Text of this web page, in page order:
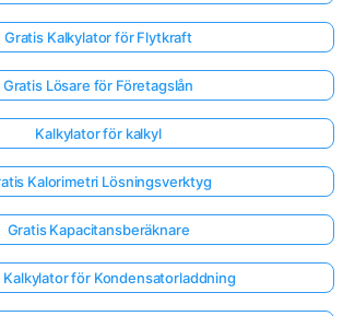
Gratis Kalkylator för Flytkraft
Gratis Lösare för Företagslån
Kalkylator för kalkyl
Kalorimetri Lösningsverktyg
Gratis Kapacitansberäknare
Kalkylator för Kondensatorladdning